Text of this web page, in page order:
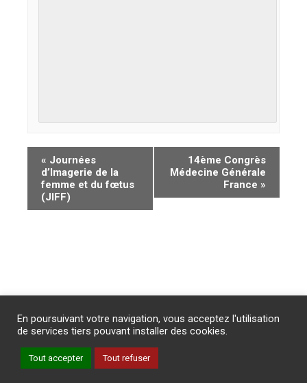
« Journées
d’Imagerie de la
femme et du fœtus
(JIFF)
14ème Congrès
Médecine Générale
France »
PROTECTION DES DONNEES PERSONNELLES
Copyright © AM
En poursuivant votre navigation, vous acceptez l'utilisation
de services tiers pouvant installer des cookies.
Tout accepter Tout refuser